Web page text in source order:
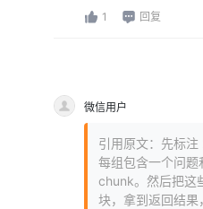
1 回复
微信用户
引用原文：先标注
每组包含一个问
chunk。然后把这
块，拿到返回结果